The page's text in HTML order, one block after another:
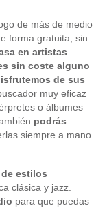
de más de medio
forma gratuita, sin
en artistas
sin coste alguno
de sus
muy eficaz
o álbumes
podrás
siempre a mano
estilos
clásica y jazz.
para que puedas